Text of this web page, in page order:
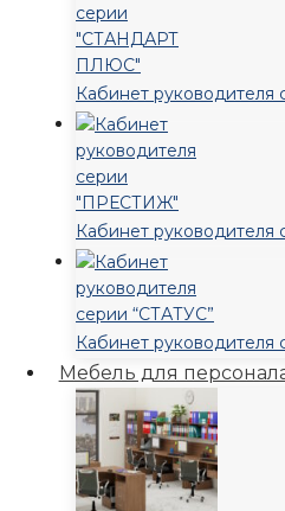
Кабинет
Кабинет
Кабинет руководителя
Мебель для